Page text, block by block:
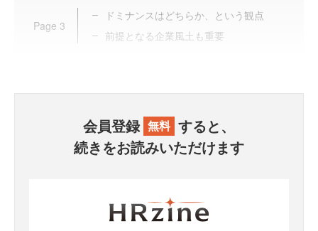
Page 3
ドミナンスはどちらか、という観点
前提となる企業風土も重要
会員登録 無料 すると、
続きをお読みいただけます